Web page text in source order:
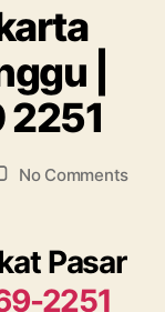
|
No Commentson
Pasar
2251